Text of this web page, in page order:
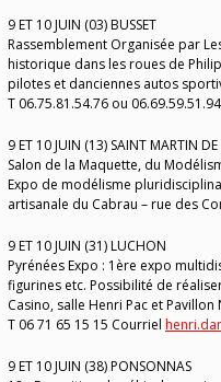
9 ET 10 JUIN (03) BUSSET
Rassemblement Organisée par
historique dans les roues de
pilotes et danciennes autos
T 06.75.81.54.76 ou
9 ET 10 JUIN (13) SAINT MARTIN DE
Salon de la Maquette, du
Expo de modélisme
artisanale du Cabrau – rue des
9 ET 10 JUIN (31) LUCHON
Pyrénées Expo : 1ère expo
figurines etc. Possibilité de
Casino, salle Henri Pac et
T 06 71 65 15 15 Courriel
9 ET 10 JUIN (38) PONSONNAS